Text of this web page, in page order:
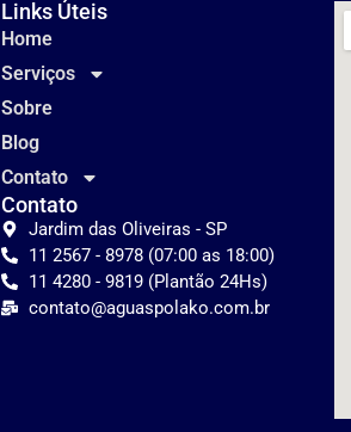
Links Úteis
Home
Serviços
Sobre
Blog
Contato
Contato
Jardim das Oliveiras - SP
11 2567 - 8978 (07:00 as 18:00)
11 4280 - 9819 (Plantão 24Hs)
contato@aguaspolako.com.br